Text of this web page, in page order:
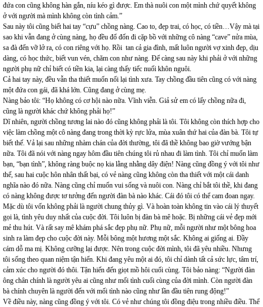
đứa con cũng không hàn gắn, níu kéo gì được. Em thà nuôi con một mình chứ quyết không
ở với người mà mình không còn tình cảm.”
Sau này tôi cũng biết hai tay “cựu” chồng nàng. Cao to, đẹp trai, có học, có tiền…Vậy mà tại
sao khi vẫn đang ở cùng nàng, họ đều đổ đốn đi cặp bồ với những cô nàng “cave” nửa mùa,
sa đà đến vỡ lở ra, có con riêng với họ. Rồi tan cả gia đình, mất luôn người vợ xinh đẹp, dịu
dàng, có học thức, biết vun vén, chăm con như nàng. Để càng sau này khi phải ở với những
người phụ nữ chỉ biết có tiền kia, lại càng thấy tiếc nuối khôn nguôi.
Cả hai tay này, đều vẫn tha thiết muốn nối lại tình xưa. Tay chồng đầu tiên cũng có với nàng
một đứa con gái, đã khá lớn. Cũng đang ở cùng mẹ.
Nàng bảo tôi: “Họ không có cơ hội nào nữa. Vĩnh viễn. Giả sử em có lấy chồng nữa đi,
cũng là người khác chứ không phải họ!”
Dĩ nhiên, người chồng tương lai nào đó cũng không phải là tôi. Tôi không còn thích hợp cho
việc làm chồng một cô nàng đang trong thời kỳ rực lửa, mùa xuân thứ hai của đàn bà. Tôi tự
biết thế. Vả lại sau những nhàm chán của đời thường, tôi đã thề không bao giờ vướng bận
nữa. Tôi đã nói với nàng ngay hôm đầu tiên chúng tôi rủ nhau đi làm tình. Tôi chỉ muốn làm
bạn, “bạn tình”, không ràng buộc nọ kia lằng nhằng dây điện! Nàng cũng đồng ý với tôi như
thế, sau hai cuộc hôn nhân thất bại, có vẻ nàng cũng không còn tha thiết với một cái danh
nghĩa nào đó nữa. Nàng cũng chỉ muốn vui sống và nuôi con. Nàng chỉ bắt tôi thề, khi đang
có nàng không được tơ tưởng đến người đàn bà nào khác. Cái đó tôi có thể cam đoan ngay.
Mặc dù tôi vốn không phải là người chung thủy gì. Và hoàn toàn không tin vào cái lý thuyết
gọi là, tình yêu duy nhất của cuộc đời. Tôi luôn bị đàn bà mê hoặc. Bị những cái vẻ đẹp mới
mẻ thu hút. Và rất say mê khám phá sắc đẹp phụ nữ. Phụ nữ, mỗi người như một bông hoa
sinh ra làm đẹp cho cuộc đời này. Mỗi bông một hương một sắc. Không ai giống ai. Đầy
cám dỗ ma mị. Không cưỡng lại được. Nên trong cuộc đời mình, tôi đã yêu nhiều. Nhưng
tôi sống theo quan niệm tận hiến. Khi đang yêu một ai đó, tôi chỉ dành tất cả sức lực, tâm trí,
cảm xúc cho người đó thôi. Tận hiến đến giọt mồ hôi cuối cùng. Tôi bảo nàng: “Người đàn
ông chân chính là người yêu ai cũng như mối tình cuối cùng của đời mình. Còn người đàn
bà chính chuyên là người đến với mối tình nào cũng như lần đầu tiên rung động!”
Về điều này, nàng cũng đồng ý với tôi. Có vẻ như chúng tôi đồng điệu trong nhiều điều. Thể